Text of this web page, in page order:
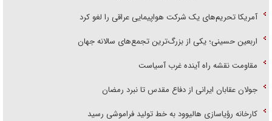
آمریکا تحریم‌های یک شرکت هواپیمایی عراقی را لغو کرد
اربعین حسینی؛ یکی از بزرگ‌ترین تجمع‌های سالانه جهان
مقاومت نقشه راه آینده غرب آسیاست
جولان عقابان ایرانی از دفاع مقدس تا نبرد رمضان
کارخانه رؤیاسازی هالیوود به خط تولید فراموشی رسید